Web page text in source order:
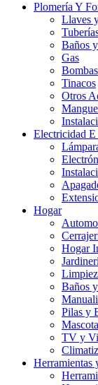
Plomería Y
Llaves
Baños
Gas
Tinacos
Otros
Electricidad
Hogar
Hogar
Baños
Pilas y
TV y
Herramientas